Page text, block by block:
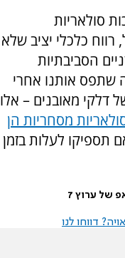
סולאריות
כלכלי יציב שלא
הסביבתיות
שתפס אותנו אחרי
דלקי מאובנים – אלו
מסחריות הן
תספיקו לעלות בזמן
של ערוץ 7
דווחו לנו